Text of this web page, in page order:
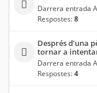
Darrera entrada
Respostes:8
Després d’una
tornar a
Darrera entrada
Respostes:4